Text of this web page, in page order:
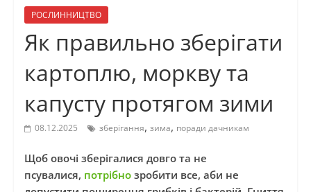
РОСЛИННИЦТВО
Як правильно зберігати
картоплю, моркву та
капусту протягом зими
08.12.2025 зберігання, зима, поради дачникам
Щоб овочі зберігалися довго та не
псувалися, потрібнозробити все, аби не